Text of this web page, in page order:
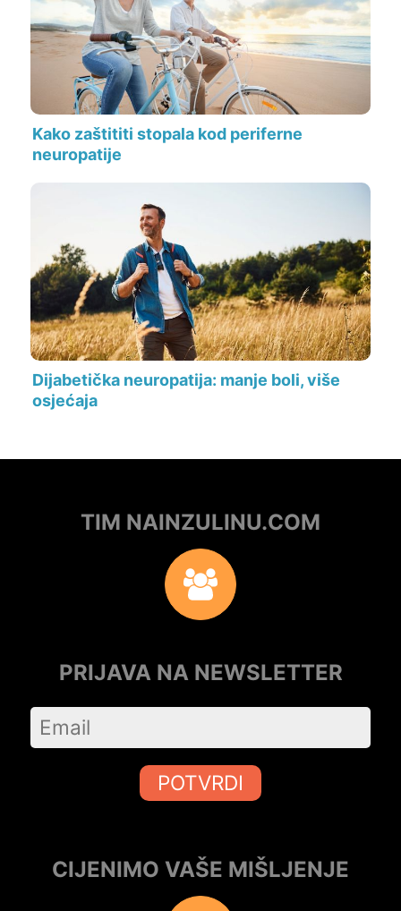
Kako zaštititi stopala kod periferne
neuropatije
Dijabetička neuropatija: manje boli, više
osjećaja
TIM NAINZULINU.COM
PRIJAVA NA NEWSLETTER
POTVRDI
CIJENIMO VAŠE MIŠLJENJE